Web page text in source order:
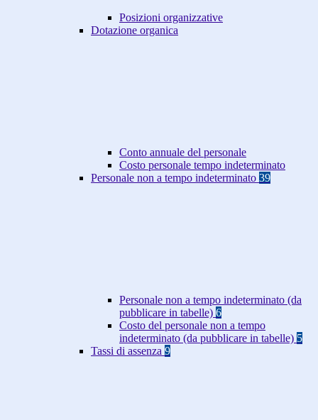
Posizioni organizzative
Dotazione organica
Conto annuale del personale
Costo personale tempo indeterminato
Personale non a tempo indeterminato 39
Personale non a tempo indeterminato (da
pubblicare in tabelle) 6
Costo del personale non a tempo
indeterminato (da pubblicare in tabelle) 5
Tassi di assenza 9